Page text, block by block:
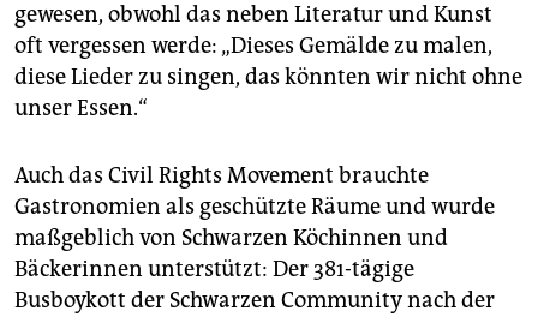
gewesen, obwohl das neben Literatur und Kunst
oft vergessen werde: „Dieses Gemälde zu malen,
diese Lieder zu singen, das könnten wir nicht ohne
unser Essen.“
Auch das Civil Rights Movement brauchte
Gastronomien als geschützte Räume und wurde
maßgeblich von Schwarzen Köchinnen und
Bäckerinnen unterstützt: Der 381-tägige
Busboykott der Schwarzen Community nach der